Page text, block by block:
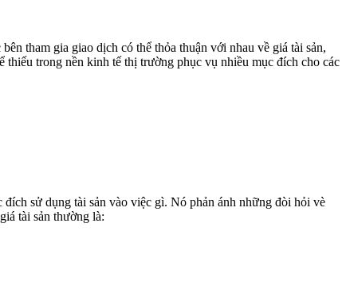
tham gia giao dịch có thể thỏa thuận với nhau về giá tài sản,
thiếu trong nền kinh tế thị trường phục vụ nhiều mục đích cho các
sử dụng tài sản vào việc gì. Nó phản ánh những đòi hỏi vè
tài sản thường là: